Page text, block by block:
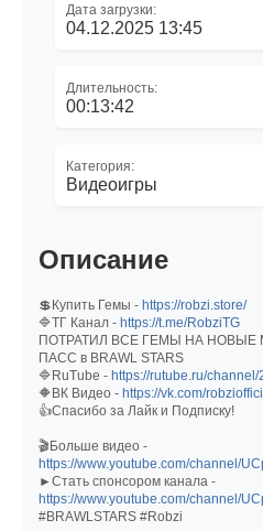
Дата загрузки:
04.12.2025 13:45
Длительность:
00:13:42
Категория:
Видеоигры
Описание
💲Купить Гемы - https://robzi.store/
🔷ТГ Канал - https://t.me/RobziTG
ПОТРАТИЛ ВСЕ ГЕМЫ НА
ПАСС в BRAWL STARS
🔷RuTube - https://rutube.ru/
🔶ВК Видео - https://vk.com/
👍Спасибо за Лайк и Подписку!
🎬Больше видео -
https://www.youtube.com/channel/
►Стать спонсором канала -
https://www.youtube.com/channel/
#BRAWLSTARS #Robzi